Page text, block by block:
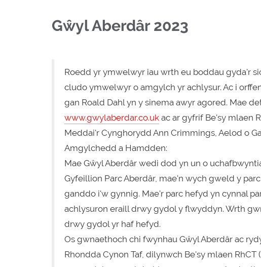
Gŵyl Aberdâr 2023
Roedd yr ymwelwyr iau wrth eu boddau gyda'r
cludo ymwelwyr o amgylch yr achlysur. Ac i
gan Roald Dahl yn y sinema awyr agored. Mae
www.gwylaberdar.co.uk ac ar gyfrif Be'sy mlaen
Meddai'r Cynghorydd Ann Crimmings, Aelod o
Amgylchedd a Hamdden:
Mae Gŵyl Aberdâr wedi dod yn un o
Gyfeillion Parc Aberdâr, mae'n wych gweld y
ganddo i'w gynnig. Mae'r parc hefyd yn cynnal
achlysuron eraill drwy gydol y flwyddyn. Wrth
drwy gydol yr haf hefyd.
Os gwnaethoch chi fwynhau Gŵyl Aberdâr ac
Rhondda Cynon Taf, dilynwch Be'sy mlaen